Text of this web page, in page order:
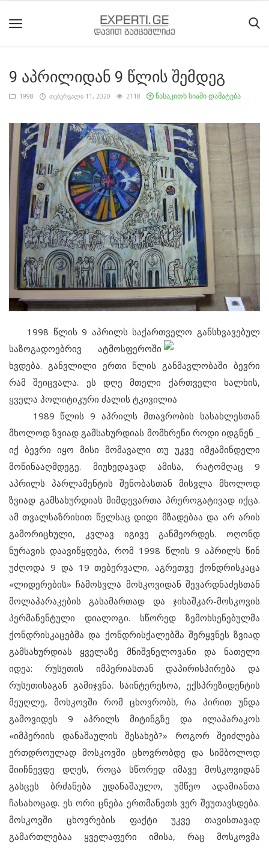
მთავარი
მოვლენები
საიტის
შესახებ
ეროვნული
მოძრაობის
ისტორია
სტატიები
9 აპრილიდან 9 წლის შემდეგ
1998 თებერვალი 11, 2020 2118 წასაკითხ სიაში დამატება
1998 წლის 9 აპრილს საქართველო განსხვავებულ
საზოგადოებრივ ატმოსფეროში
ხვდება. განვლილი ერთი წლის განმავლობაში ბევრი
რამ შეიცვალა. ეს დღე მთელი ქართველი ხალხის,
ყველა პოლიტიკური ძალის ტკივილია
1989 წლის 9 აპრილს მთავრობის სასახლესთან
მხოლოდ ზვიად გამსახურდიას მომხრენი როდი იდგნენ _
იქ ბევრი იყო მისი მომავალი თუ უკვე იმჟამინდელი
მოწინააღმდეგე. მიუხედავად ამისა, რატომღაც 9
აპრილს პარლამენტის შენობასთან მისვლა მხოლოდ
ზვიად გამსახურდიას მიმდევართა პრეროგატივად იქცა.
ამ თვალსაზრისით წელსაც დიდი მზადებაა და არ არის
გამორიცხული, კვლავ იგივე განმეორდეს. ოღონდ
ნურავის დაავიწყდება, რომ 1998 წლის 9 აპრილს წინ
უძღოდა 9 და 19 თებერვალი, აგრეთვე ქონდრისკაცა
«ლიდერების» ჩამოსვლა მოსკოვიდან შევარდნაძესთან
მოლაპარაკების გასამართად და ჯიხაშკარ-მოსკოვის
პერმანენტული დიალოგი. სწორედ ზემოხსენებულმა
ქონდრისკაცებმა და ქონდრისქალებმა შერყვნეს ზვიად
გამსახურდიას ყველაზე მნიშვნელოვანი და ნათელი
იდეა: რუსეთის იმპერიასთან დაპირისპირება და
რუსეთისაგან გამიჯვნა. საინტერესოა, ექსპრეზიდენტის
მეუღლე, მოსკოვში რომ ცხოვრობს, რა პირით უნდა
გამოვიდეს 9 აპრილს მიტინგზე და ილაპარაკოს
«იმპერიის დანაშაულის შესახებ?» როგორ შეიძლება
ერთდროულად მოსკოვში ცხოვრობდე და სიმბოლოდ
მიიჩნევდე დღეს, როცა სწორედ იმავე მოსკოვიდან
გასცეს ბრძანება უდანაშაულო, უმწეო ადამიანთა
ჩასახოცად. ეს ორი ცნება ერთმანეთს ვერ შეუთავსდება.
მოსკოვში ცხოვრების ფაქტი უკვე თავისთავად
გამართლებაა ყველაფერი იმისა, რაც მოსკოვმა